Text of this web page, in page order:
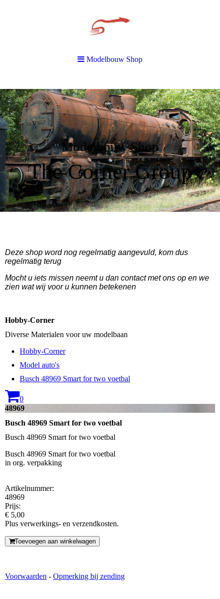
Modelbouw Shop
The Corner Group
Deze shop word nog regelmatig aangevuld, kom dus
regelmatig terug
Mocht u iets missen neemt u dan contact met ons op en we
zien wat wij voor u kunnen betekenen
Hobby-Corner
Diverse Materialen voor uw modelbaan
Hobby-Corner
Model auto's
Busch 48969 Smart for two voetbal
0
48969
Busch 48969 Smart for two voetbal
Busch 48969 Smart for two voetbal
Busch 48969 Smart for two voetbal
in org. verpakking
Artikelnummer:
48969
Prijs:
€ 5,00
Plus verwerkings- en verzendkosten.
Toevoegen aan winkelwagen
Voorwaarden - Opmerking bij zending
Modelbouw Shop